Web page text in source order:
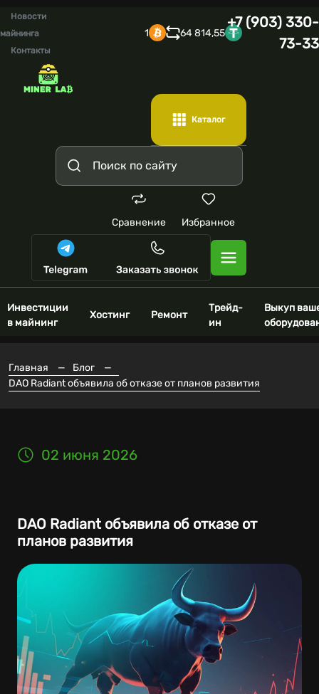
Новости
майнинга
Контакты
1 64 814,55
+7 (903) 330-
73-33
Каталог
Сравнение Избранное
Инвестиции
в майнинг
Хостинг Ремонт
Трейд-
ин
Выкуп
Главная — Блог
—
DAO Radiant объявила об отказе от планов развития
02 июня 2026
DAO Radiant объявила об отказе от
планов развития